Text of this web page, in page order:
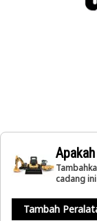
cadang
Tambah